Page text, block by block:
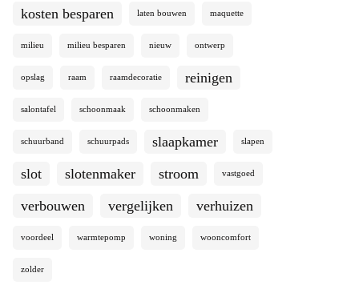
kosten besparen
laten bouwen maquette
milieu milieu besparen nieuw ontwerp
opslag raam raamdecoratie reinigen
salontafel schoonmaak schoonmaken
schuurband schuurpads slaapkamer slapen
slot slotenmaker stroom vastgoed
verbouwen vergelijken verhuizen
voordeel warmtepomp woning wooncomfort
zolder